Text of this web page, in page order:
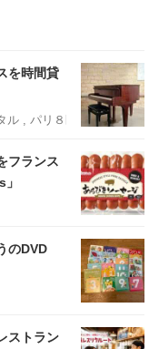
を時間貸
ル , パリ８区
フランス
のDVD
ストラン